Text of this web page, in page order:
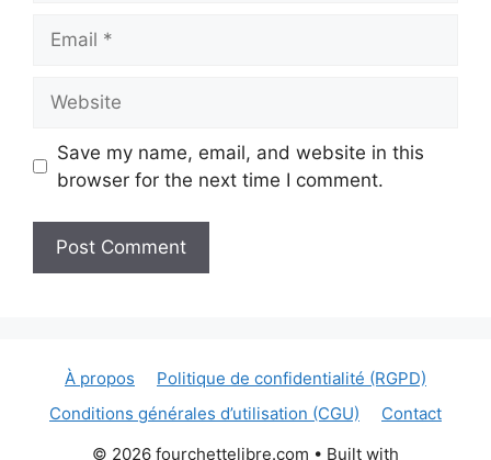
Save my name, email, and website in this
browser for the next time I comment.
À propos
Politique de confidentialité (RGPD)
Conditions générales d’utilisation (CGU)
Contact
© 2026 fourchettelibre.com • Built with